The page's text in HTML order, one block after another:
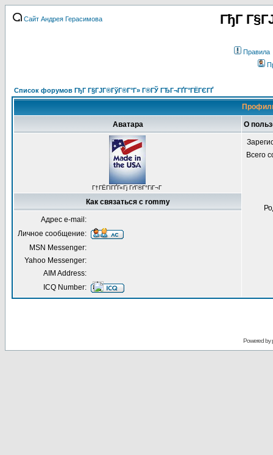
Сайт Андрея Герасимова ГђГ
Правила
Список форумов ГђГ Г§ГЈГ®ГўГ®Г°Г» Г®ГЎ ГЂГ¬ГҐГ°ГЁГЄГҐ
Аватара О
Г†ГЁГІГҐГ«Гј ГґГ®Г°ГіГ¬Г
Всего
Как связаться с rommy
Адрес e-mail:
Личное сообщение:
MSN Messenger:
Yahoo Messenger:
AIM Address:
ICQ Number:
Powered by